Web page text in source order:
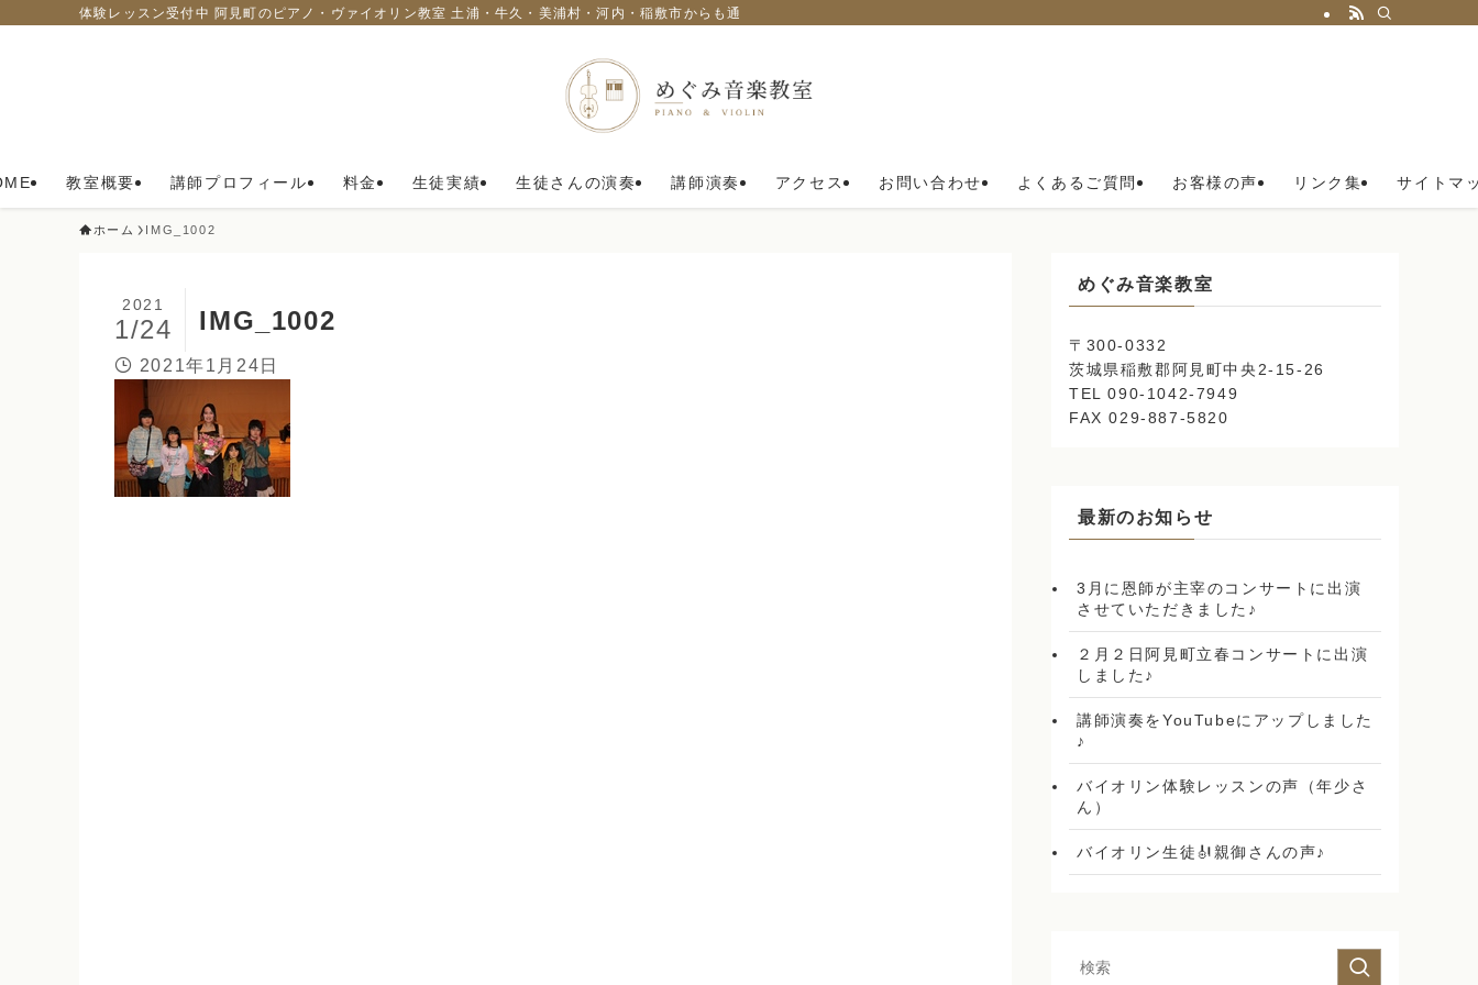
体験レッスン受付中 阿見町のピアノ・ヴァイオリン教室 土浦・牛久・美浦村・河内・稲敷市からも通われています。
教室概要 講師プロフィール 料金 生徒実績 生徒さんの演奏 講師演奏 アクセス お問い合わせ よくあるご質問 お客様の声 リンク集 サイトマ
ホーム IMG_1002
IMG_1002
2021
1/24
2021年1月24日
めぐみ音楽教室
〒300-0332
茨城県稲敷郡阿見町中央2-15-26
TEL 090-1042-7949
FAX 029-887-5820
最新のお知らせ
3月に恩師が主宰のコンサートに出演
させていただきました♪
２月２日阿見町立春コンサートに出演
しました♪
講師演奏をYouTubeにアップしました
♪
バイオリン体験レッスンの声（年少さ
ん）
バイオリン生徒🎻親御さんの声♪